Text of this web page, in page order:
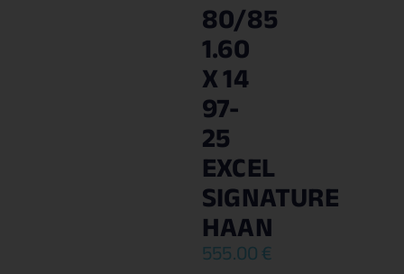
80/85
1.60
X 14
97-
25
EXCEL
SIGNATURE
HAAN
555.00€